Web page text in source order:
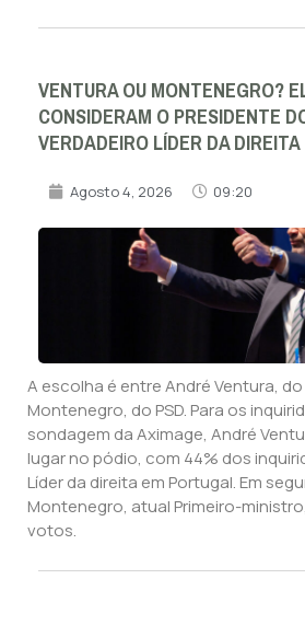
VENTURA OU MONTENEGRO?
CONSIDERAM O PRESIDENTE
VERDADEIRO LÍDER DA DIREITA
Agosto 4, 2026 09:20
A escolha é entre André Ventura, do
Montenegro, do PSD. Para os
sondagem da Aximage, André
lugar no pódio, com 44% dos
Líder da direita em Portugal. Em
Montenegro, atual Primeiro-
votos.